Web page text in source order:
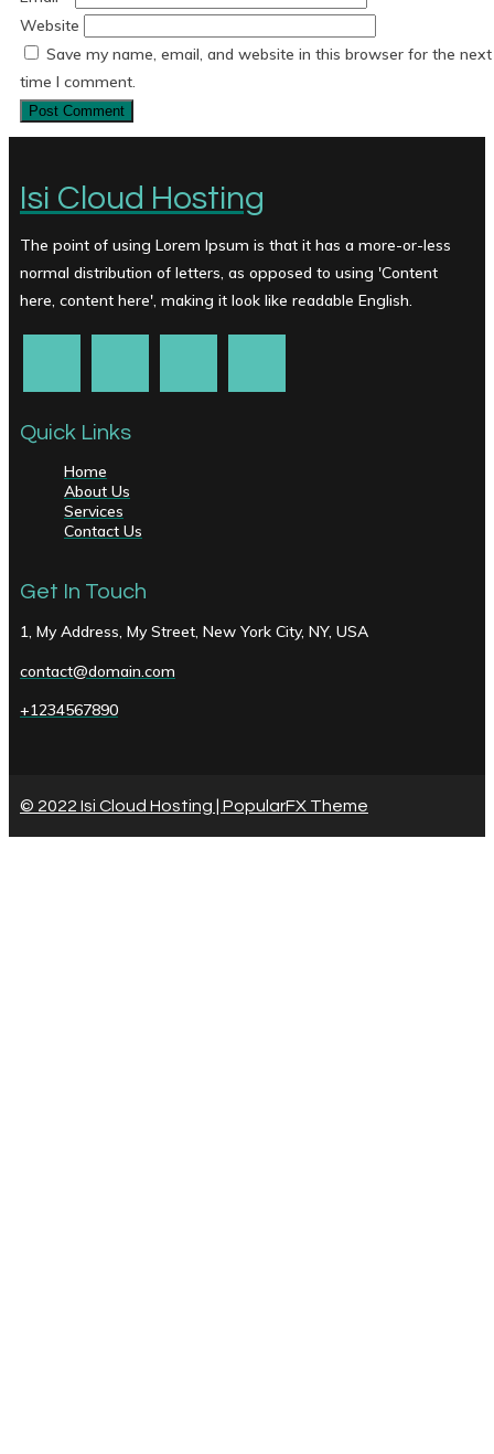
Website
Save my name, email, and website in this browser for the next
time I comment.
Isi Cloud Hosting
The point of using Lorem Ipsum is that it has a more-or-less
normal distribution of letters, as opposed to using 'Content
here, content here', making it look like readable English.
Quick Links
Home
About Us
Services
Contact Us
Get In Touch
1, My Address, My Street, New York City, NY, USA
contact@domain.com
+1234567890
© 2022 Isi Cloud Hosting | PopularFX Theme